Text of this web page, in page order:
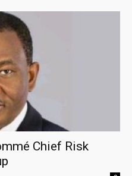
Chief Risk